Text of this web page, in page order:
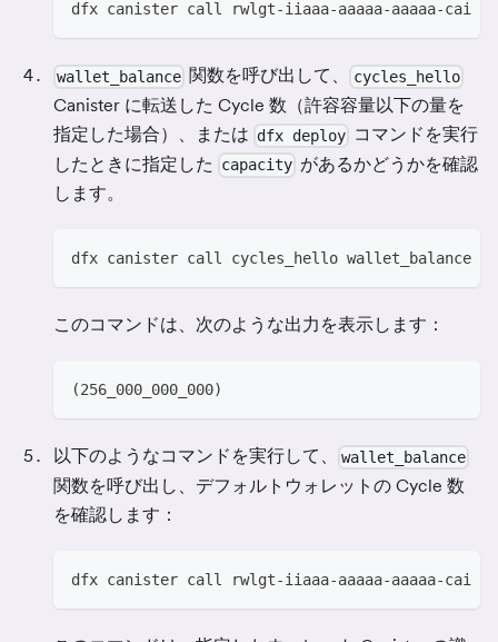
dfx canister call rwlgt-iiaaa-aaaaa-aaaaa-cai
wallet_balance 関数を呼び出して、 cycles_hello
Canister に転送した Cycle 数（許容容量以下の量を
指定した場合）、または dfx deploy コマンドを実行
したときに指定した
capacity があるかどうかを確認
します。
dfx canister call cycles_hello wallet_balance
このコマンドは、次のような出力を表示します：
(256_000_000_000)
以下のようなコマンドを実行して、 wallet_balance
関数を呼び出し、デフォルトウォレットの Cycle 数
を確認します：
dfx canister call rwlgt-iiaaa-aaaaa-aaaaa-cai